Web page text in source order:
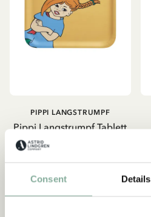
Consent Details
Pippi Langstrumpf Tablett
Birkenfurnier - Gelb
PIPPI LANGSTRUMPF